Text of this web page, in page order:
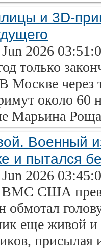
и 3D-
2026
только
Москве через
около 60
Марьина
Военный
и пытался
2026
ВМС США
обмотал
еще живой и